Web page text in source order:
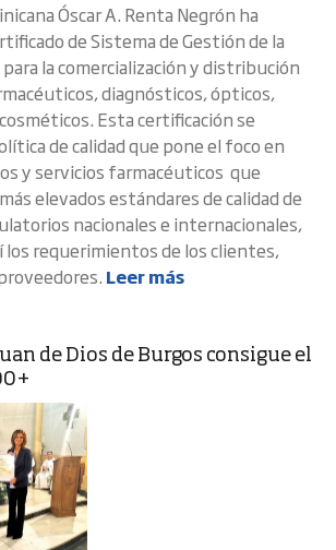
Óscar A. Renta Negrón ha
de Sistema de Gestión de la
para la comercialización y distribución
diagnósticos, ópticos,
Esta certificación se
de calidad que pone el foco en
y servicios farmacéuticos que
elevados estándares de calidad de
nacionales e internacionales,
requerimientos de los clientes,
Leer más
de Dios de Burgos consigue el